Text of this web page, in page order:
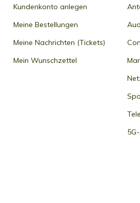
Kundenkonto anlegen
Meine Bestellungen
Meine Nachrichten (Tickets)
Mein Wunschzettel